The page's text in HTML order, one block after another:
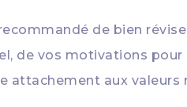
de bien
de vos motivations pour
aux valeurs